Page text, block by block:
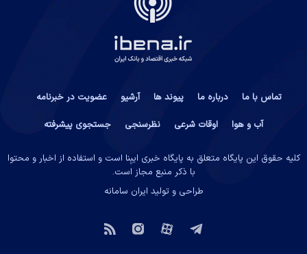
تماس با ما درباره ما پیوند ها آرشیو
عضویت در خبرنامه
آب و هوا
اوقات شرعی نظرسنجی جستجوی پیشرفته
کلیه حقوق این پایگاه متعلق به پایگاه خبری ایبِنا است و استفاده از اخبار و محتوا
با ذکر منبع مجاز است.
طراحی و تولید ایران سامانه